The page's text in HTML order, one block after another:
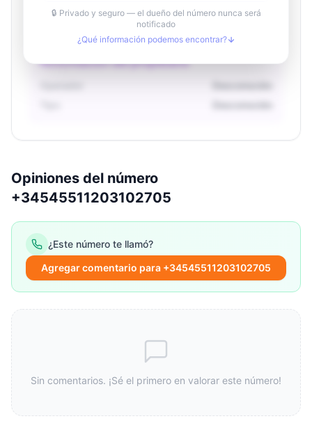
Región
Desconocido
Información del propietario
🔒 Privado y seguro — el dueño del número nunca será
notificado
¿Qué información podemos encontrar?
Opiniones del número
+34545511203102705
¿Este número te llamó?
Agregar comentario para +34545511203102705
Sin comentarios. ¡Sé el primero en valorar este número!